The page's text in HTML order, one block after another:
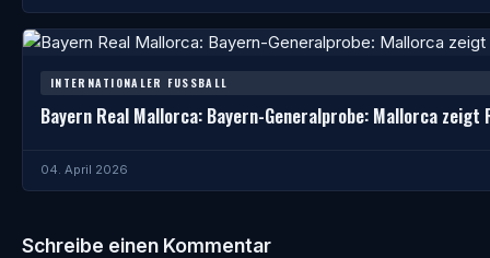
INTERNATIONALER FUSSBALL
Bayern Real Mallorca: Bayern-Generalprobe: Mallorca zeigt
04. April 2026
Schreibe einen Kommentar